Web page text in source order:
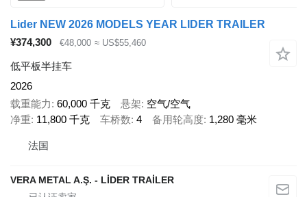
Lider NEW 2026 MODELS YEAR LIDER TRAILER
¥374,300
€48,000 ≈ US$55,460
低平板半挂车
2026
载重能力 60,000 千克 悬架 空气/空气
净重 11,800 千克 车桥数 4 备用轮高度 1,280 毫米
法国
VERA METAL A.Ş. - LİDER TRAİLER